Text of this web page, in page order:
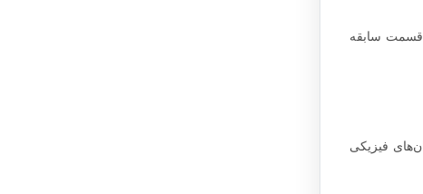
قسمت سابقه
فیزیکی